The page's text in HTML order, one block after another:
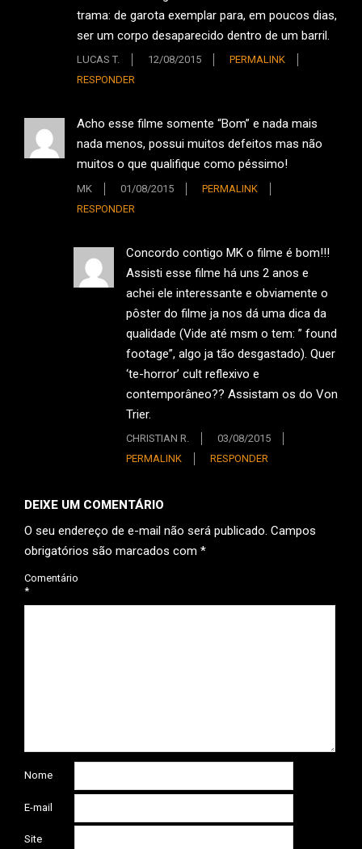
trama: de garota exemplar para, em poucos dias,
ser um corpo desaparecido dentro de um barril.
LUCAS T. 12/08/2015
PERMALINK
RESPONDER
Acho esse filme somente “Bom” e nada mais
nada menos, possui muitos defeitos mas não
muitos o que qualifique como péssimo!
MK 01/08/2015
PERMALINK
RESPONDER
Concordo contigo MK o filme é bom!!!
Assisti esse filme há uns 2 anos e
achei ele interessante e obviamente o
pôster do filme ja nos dá uma dica da
qualidade (Vide até msm o tem: ” found
footage”, algo ja tão desgastado). Quer
‘te-horror’ cult reflexivo e
contemporâneo?? Assistam os do Von
Trier.
CHRISTIAN R.
03/08/2015
PERMALINK
RESPONDER
DEIXE UM COMENTÁRIO
O seu endereço de e-mail não será publicado. Campos
obrigatórios são marcados com *
Comentário
*
Nome
E-mail
Site